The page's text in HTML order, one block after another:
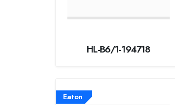
HL-B6/1-194718
Eaton